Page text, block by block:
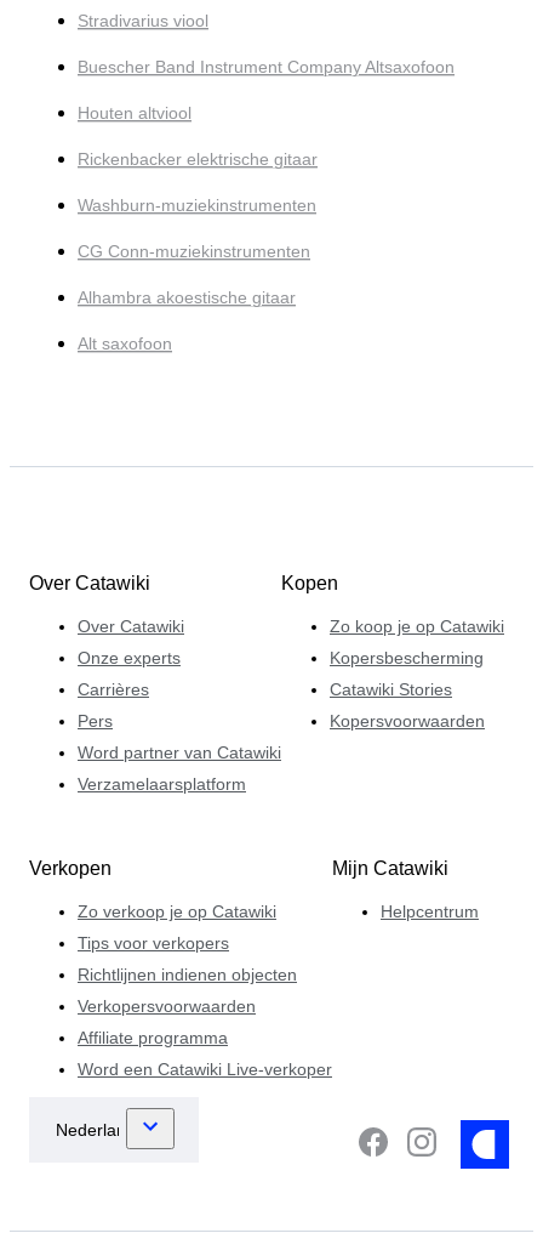
Stradivarius viool
Buescher Band Instrument Company Altsaxofoon
Houten altviool
Rickenbacker elektrische gitaar
Washburn-muziekinstrumenten
CG Conn-muziekinstrumenten
Alhambra akoestische gitaar
Alt saxofoon
Over Catawiki
Over Catawiki
Onze experts
Carrières
Pers
Word partner van Catawiki
Verzamelaarsplatform
Kopen
Zo koop je op Catawiki
Kopersbescherming
Catawiki Stories
Kopersvoorwaarden
Verkopen
Zo verkoop je op Catawiki
Tips voor verkopers
Richtlijnen indienen objecten
Verkopersvoorwaarden
Affiliate programma
Word een Catawiki Live-verkoper
Mijn Catawiki
Helpcentrum